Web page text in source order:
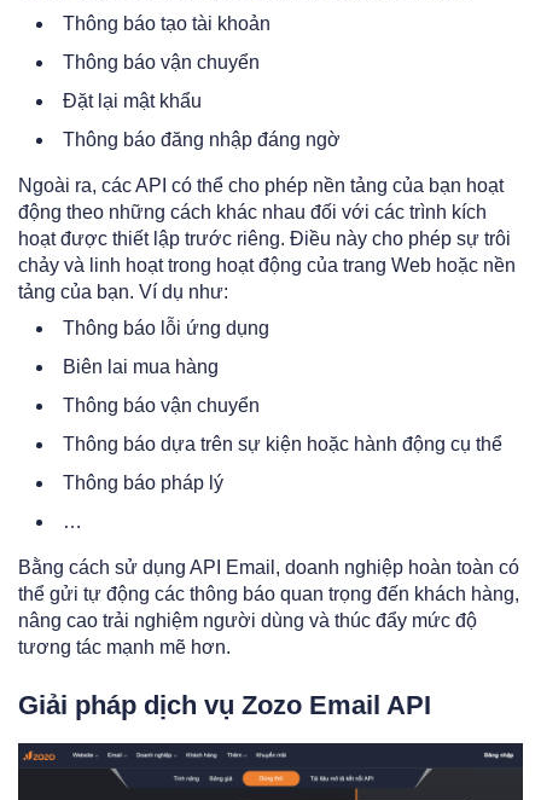
Thông báo tạo tài khoản
Thông báo vận chuyển
Đặt lại mật khẩu
Thông báo đăng nhập đáng ngờ
Ngoài ra, các API có thể cho phép nền tảng của bạn hoạt
động theo những cách khác nhau đối với các trình kích
hoạt được thiết lập trước riêng. Điều này cho phép sự trôi
chảy và linh hoạt trong hoạt động của trang Web hoặc nền
tảng của bạn. Ví dụ như:
Thông báo lỗi ứng dụng
Biên lai mua hàng
Thông báo vận chuyển
Thông báo dựa trên sự kiện hoặc hành động cụ thể
Thông báo pháp lý
…
Bằng cách sử dụng API Email, doanh nghiệp hoàn toàn có
thể gửi tự động các thông báo quan trọng đến khách hàng,
nâng cao trải nghiệm người dùng và thúc đẩy mức độ
tương tác mạnh mẽ hơn.
Giải pháp dịch vụ Zozo Email API